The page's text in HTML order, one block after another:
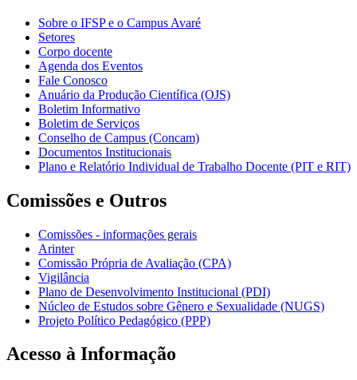
Sobre o IFSP e o Campus Avaré
Setores
Corpo docente
Agenda dos Eventos
Fale Conosco
Anuário da Produção Científica (OJS)
Boletim Informativo
Boletim de Serviços
Conselho de Campus (Concam)
Documentos Institucionais
Plano e Relatório Individual de Trabalho Docente (PIT e RIT)
Comissões e Outros
Comissões - informações gerais
Arinter
Comissão Própria de Avaliação (CPA)
Vigilância
Plano de Desenvolvimento Institucional (PDI)
Núcleo de Estudos sobre Gênero e Sexualidade (NUGS)
Projeto Político Pedagógico (PPP)
Acesso à Informação